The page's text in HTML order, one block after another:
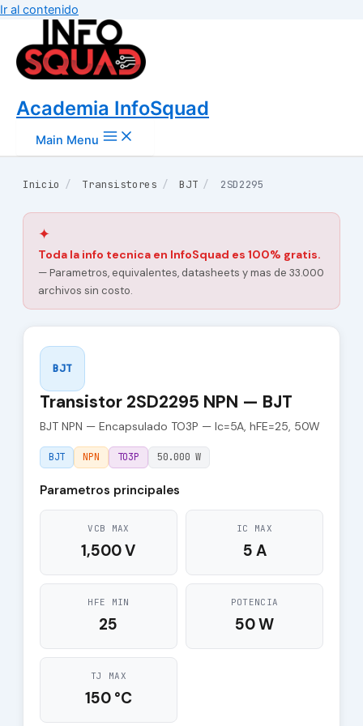
Ir al contenido
Academia InfoSquad
Main Menu
Inicio / Transistores / BJT / 2SD2295
✦
Toda la info tecnica en InfoSquad es 100% gratis.
— Parametros, equivalentes, datasheets y mas de 33.000
archivos sin costo.
BJT
Transistor 2SD2295 NPN — BJT
BJT NPN — Encapsulado TO3P — Ic=5A, hFE=25, 50W
BJT NPN TO3P 50.000 W
Parametros principales
VCB MAX
1,500 V
IC MAX
5 A
HFE MIN
25
POTENCIA
50 W
TJ MAX
150 °C